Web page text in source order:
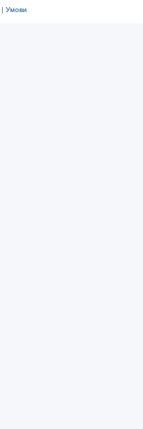
| Умови